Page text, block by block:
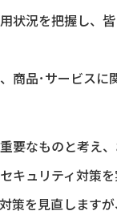
状況を把握し、
商品･サービスに
要なものと考え
キュリティ対策
策を見直します